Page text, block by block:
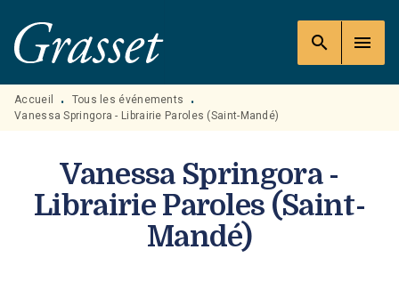
MENU RECHERCHE
PIED DE PAGE
search menu
Accueil • Tous les événements
•
Vanessa Springora - Librairie Paroles (Saint-Mandé)
Vanessa Springora -
Librairie Paroles (Saint-
Mandé)